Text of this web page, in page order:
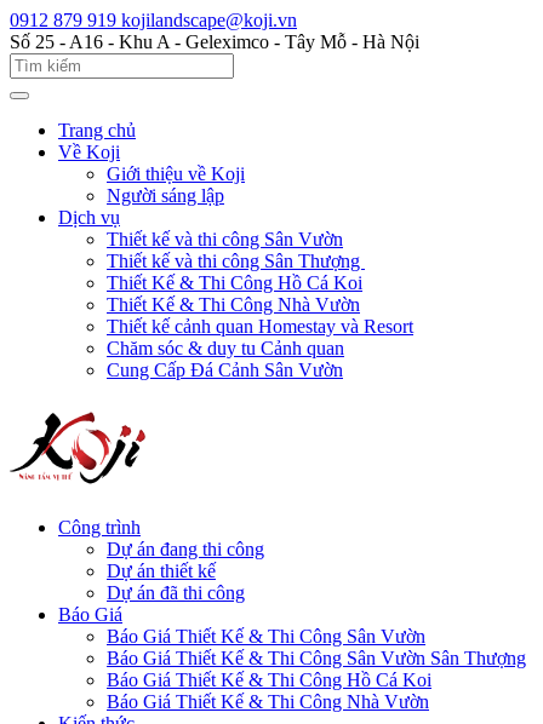
0912 879 919 kojilandscape@koji.vn
Số 25 - A16 - Khu A - Geleximco - Tây Mỗ - Hà Nội
Trang chủ
Về Koji
Giới thiệu về Koji
Người sáng lập
Dịch vụ
Thiết kế và thi công Sân Vườn
Thiết kế và thi công Sân Thượng
Thiết Kế & Thi Công Hồ Cá Koi
Thiết Kế & Thi Công Nhà Vườn
Thiết kế cảnh quan Homestay và Resort
Chăm sóc & duy tu Cảnh quan
Cung Cấp Đá Cảnh Sân Vườn
Công trình
Dự án đang thi công
Dự án thiết kế
Dự án đã thi công
Báo Giá
Báo Giá Thiết Kế & Thi Công Sân Vườn
Báo Giá Thiết Kế & Thi Công Sân Vườn Sân Thượng
Báo Giá Thiết Kế & Thi Công Hồ Cá Koi
Báo Giá Thiết Kế & Thi Công Nhà Vườn